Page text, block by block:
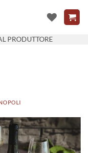
PRODUTTORE